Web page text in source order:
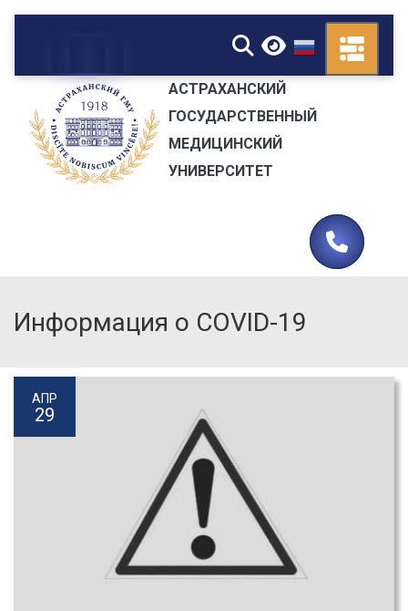
▼
АСТРАХАНСКИЙ
ГОСУДАРСТВЕННЫЙ
МЕДИЦИНСКИЙ
УНИВЕРСИТЕТ
Информация о COVID-19
АПР
29